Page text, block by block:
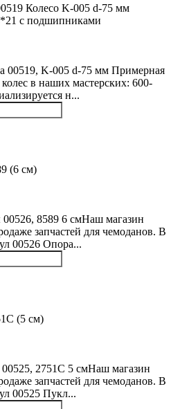
с подшипниками
00519, K-005 d-75 мм Примерная
в наших мастерских: 600-
н...
8589 6 смНаш магазин
запчастей для чемоданов. В
00526 Опора...
2751С 5 смНаш магазин
запчастей для чемоданов. В
00525 Пукл...